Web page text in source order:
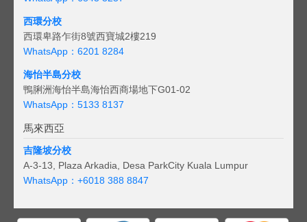
西環分校
西環卑路乍街8號西寶城2樓219
WhatsApp：6201 8284
海怡半島分校
鴨脷洲海怡半島海怡西商場地下G01-02
WhatsApp：5133 8137
馬來西亞
吉隆坡分校
A-3-13, Plaza Arkadia, Desa ParkCity Kuala Lumpur
WhatsApp： +6018 388 8847